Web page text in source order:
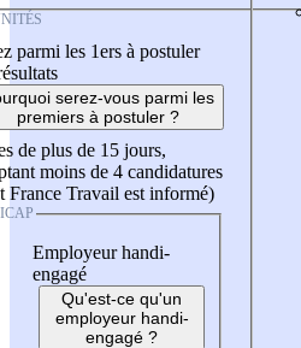
parmi les 1ers à postuler
serez-vous parmi les
premiers à postuler ?
de plus de 15 jours,
moins de 4 candidatures
France Travail est informé)
Employeur handi-
engagé
Qu'est-ce qu'un
employeur handi-
engagé ?